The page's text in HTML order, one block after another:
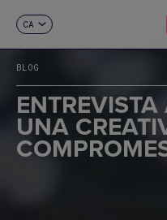
CA
FR
DE
IT
PT
BLOG
UNA